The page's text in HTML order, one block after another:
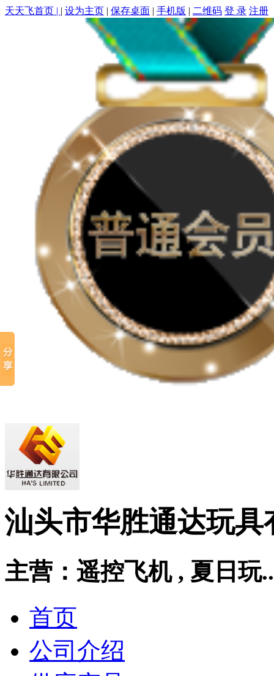
天天飞首页 | | 设为主页 | 保存桌面 | 手机版 | 二维码 登 录 注册
汕头市华胜通达玩具
主营：遥控飞机 , 夏日玩
首页
公司介绍